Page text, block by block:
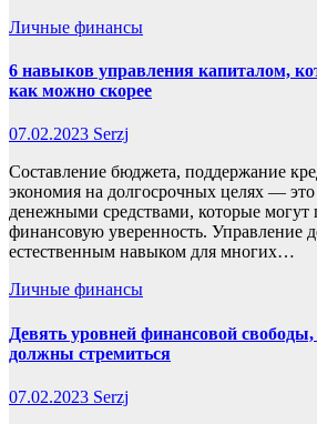
Личные финансы
6 навыков управления капиталом,
как можно скорее
07.02.2023 Serzj
Составление бюджета, поддержание
экономия на долгосрочных целях —
денежными средствами, которые могут
финансовую уверенность. Управление
естественным навыком для многих…
Личные финансы
Девять уровней финансовой
должны стремиться
07.02.2023 Serzj